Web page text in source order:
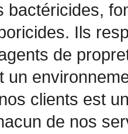
bactéricides,
Ils
de
un
clients est
de nos